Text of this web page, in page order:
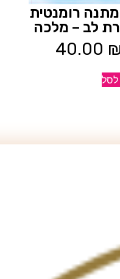
מתנה רומנטית
לב – מלכה
40.00